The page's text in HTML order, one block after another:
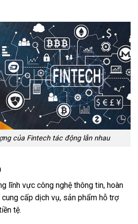
của Fintech tác động lẫn nhau
lĩnh vực công nghệ thông tin, hoàn
cấp dịch vụ, sản phẩm hỗ trợ
tệ.